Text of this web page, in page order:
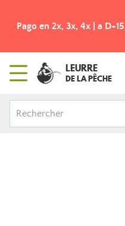
Pago en 2x, 3x, 4x | a
LEURRE
DE LA PÊCHE